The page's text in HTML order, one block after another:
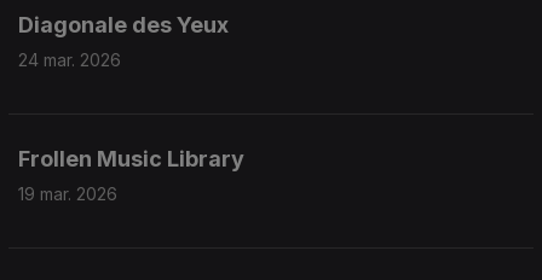
Diagonale des Yeux
24 mar. 2026
Frollen Music Library
19 mar. 2026